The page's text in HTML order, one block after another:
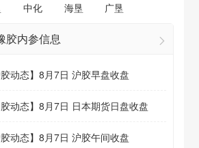
中化 海垦 广垦
胶内参信息
动态】 8月7日 沪胶早盘收盘
动态】 8月7日 日本期货日盘收盘
动态】 8月7日 沪胶午间收盘